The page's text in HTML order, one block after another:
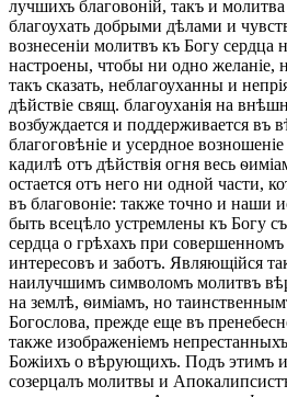
лучшихъ благовоній, такъ и
благоухать добрыми дѣлами и
вознесеніи молитвъ къ Богу
настроены, чтобы ни одно желаніе,
такъ сказать, неблагоуханны и
дѣйствіе свящ. благоуханія на
возбуждается и поддерживается въ
благоговѣніе и усердное
кадилѣ отъ дѣйствія огня весь
остается отъ него ни одной части,
въ благовоніе: также точно и наши
быть всецѣло устремлены къ Богу
сердца о грѣхахъ при
интересовъ и заботъ. Являющійся
наилучшимъ символомъ молитвъ
на землѣ, ѳиміамъ, но
Богослова, прежде еще въ
также изображеніемъ
Божіихъ о вѣрующихъ. Подъ этимъ
созерцалъ молитвы и